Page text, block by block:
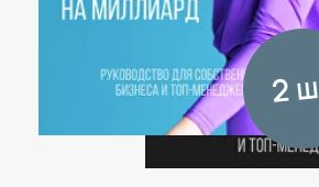
Часов Минут
32
Секунд